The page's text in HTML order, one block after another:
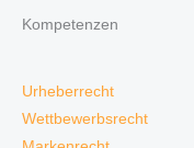
Kompetenzen
Urheberrecht
Wettbewerbsrecht